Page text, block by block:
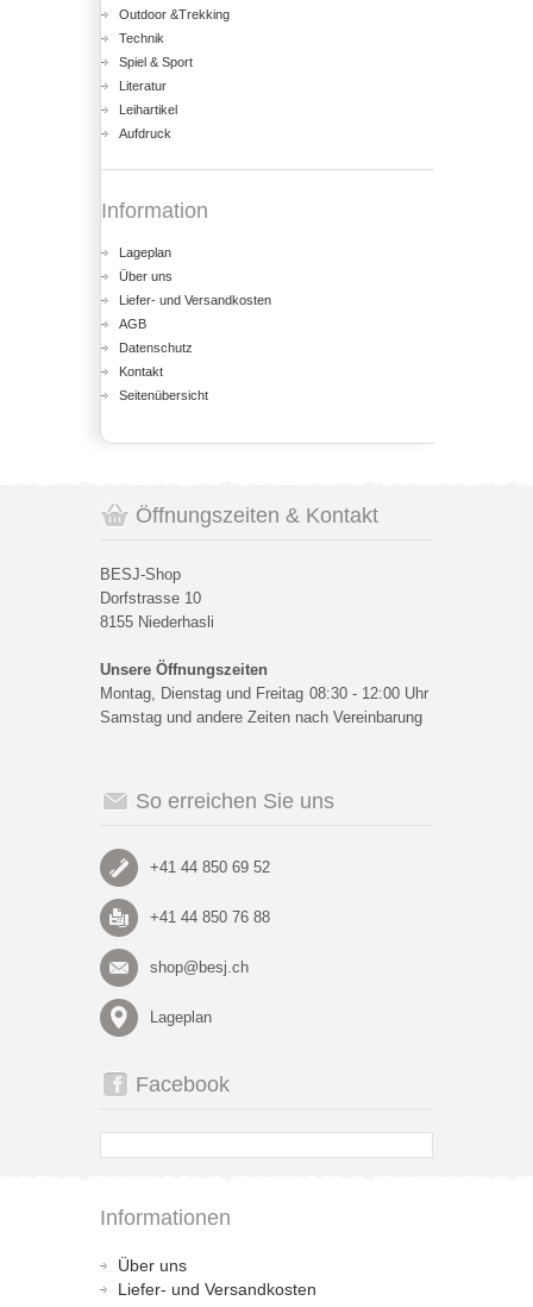
Outdoor &Trekking
Technik
Spiel & Sport
Literatur
Leihartikel
Aufdruck
Information
Lageplan
Über uns
Liefer- und Versandkosten
AGB
Datenschutz
Kontakt
Seitenübersicht
Öffnungszeiten & Kontakt
BESJ-Shop
Dorfstrasse 10
8155 Niederhasli
Unsere Öffnungszeiten
Montag, Dienstag und Freitag 08:30 - 12:00 Uhr
Samstag und andere Zeiten nach Vereinbarung
So erreichen Sie uns
+41 44 850 69 52
+41 44 850 76 88
shop@besj.ch
Lageplan
Facebook
Informationen
Über uns
Liefer- und Versandkosten